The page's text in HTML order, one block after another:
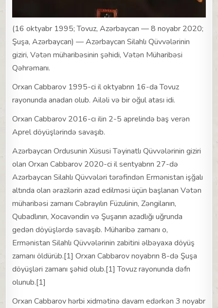
(16 oktyabr 1995; Tovuz, Azərbaycan — 8 noyabr 2020;
Şuşa, Azərbaycan) — Azərbaycan Silahlı Qüvvələrinin
giziri, Vətən müharibəsinin şəhidi, Vətən Müharibəsi
Qəhrəmanı.
Orxan Cabbarov 1995-ci il oktyabrın 16-da Tovuz
rayonunda anadan olub. Ailəli və bir oğul atası idi.
Orxan Cabbarov 2016-cı ilin 2-5 aprelində baş verən
Aprel döyüşlərində savaşıb.
Azərbaycan Ordusunin Xüsusi Təyinatlı Qüvvələrinin giziri
olan Orxan Cabbarov 2020-ci il sentyabrın 27-də
Azərbaycan Silahlı Qüvvələri tərəfindən Ermənistan işğalı
altında olan ərazilərin azad edilməsi üçün başlanan Vətən
müharibəsi zamanı Cəbrayılın Füzulinin, Zəngilanın,
Qubadlının, Xocavəndin və Şuşanın azadlığı uğrunda
gedən döyüşlərdə savaşıb. Müharibə zamanı o,
Ermənistan Silahlı Qüvvələrinin zabitini əlbəyaxa döyüş
zamanı öldürüb.[1] Orxan Cabbarov noyabrın 8-də Şuşa
döyüşləri zamanı şəhid olub.[1] Tovuz rayonunda dəfn
olunub.[1]
Orxan Cabbarov hərbi xidmətinə davam edərkən 3 noyabr